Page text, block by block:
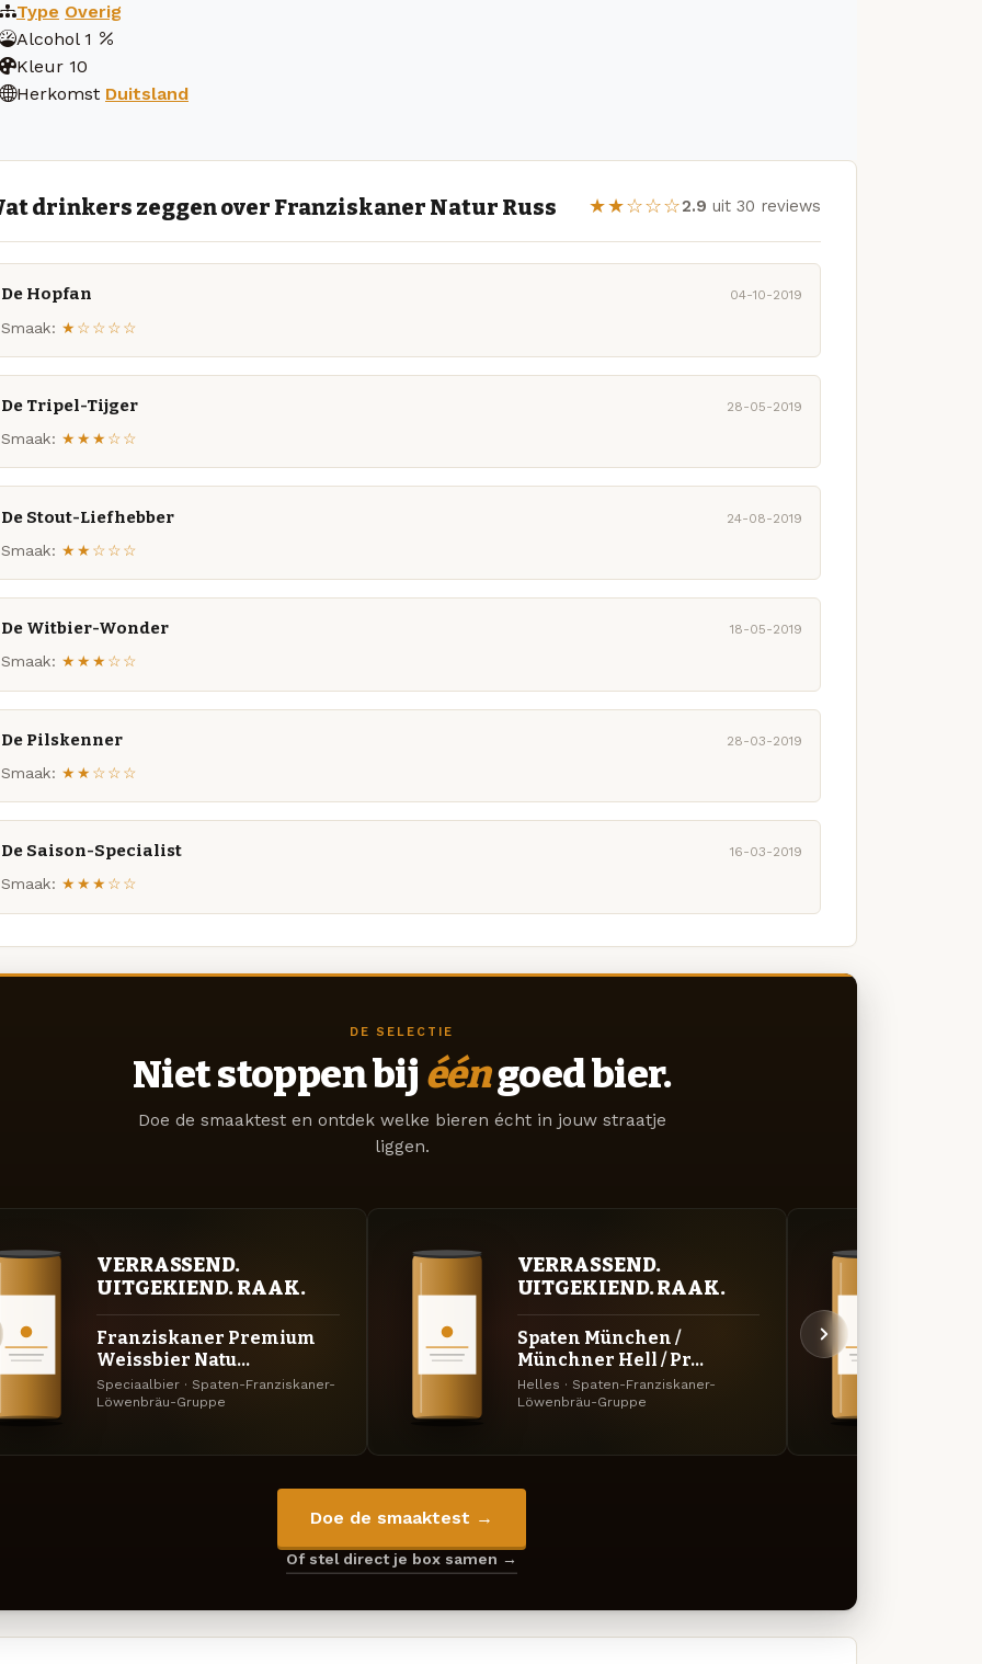
Type Overig
Alcohol 1
Kleur 10
Herkomst Duitsland
drinkers zeggen over Franziskaner Natur Russ ★★☆☆☆2.9 uit 30 reviews
De Hopfan 04-10-2019
Smaak: ★☆☆☆☆
De Tripel-Tijger 28-05-2019
Smaak: ★★★☆☆
De Stout-Liefhebber 24-08-2019
Smaak: ★★☆☆☆
De Witbier-Wonder 18-05-2019
Smaak: ★★★☆☆
De Pilskenner 28-03-2019
Smaak: ★★☆☆☆
De Saison-Specialist 16-03-2019
Smaak: ★★★☆☆
DE SELECTIE
Niet stoppen bij ééngoed bier.
Doe de smaaktest en ontdek welke bieren écht in jouw straatje
liggen.
VERRASSEND.
UITGEKIEND. RAAK.
Franziskaner Premium
Weissbier Natu...
Speciaalbier · Spaten-Franziskaner-
Löwenbräu-Gruppe
VERRASSEND.
UITGEKIEND. RAAK.
Spaten München /
Münchner Hell / Pr...
Helles · Spaten-Franziskaner-
Löwenbräu-Gruppe
Doe de smaaktest →
Of stel direct je box samen →